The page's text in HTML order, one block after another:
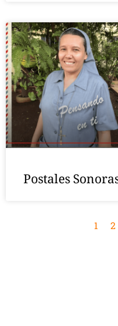
Postales
1 2